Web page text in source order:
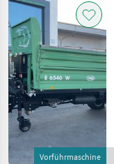
Vorführmaschine